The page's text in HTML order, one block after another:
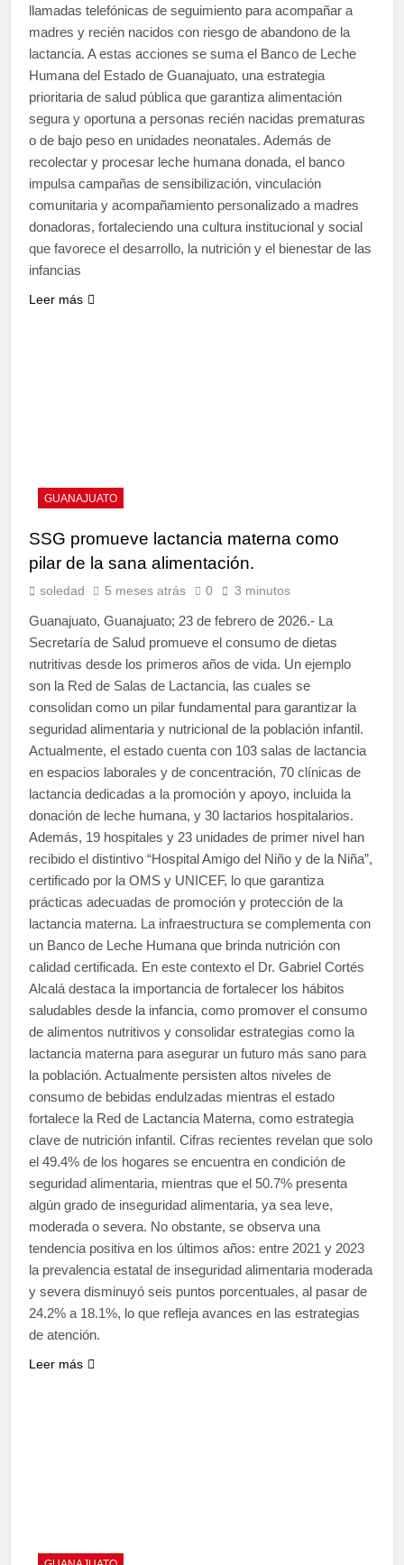
llamadas telefónicas de seguimiento para acompañar a
madres y recién nacidos con riesgo de abandono de la
lactancia. A estas acciones se suma el Banco de Leche
Humana del Estado de Guanajuato, una estrategia
prioritaria de salud pública que garantiza alimentación
segura y oportuna a personas recién nacidas prematuras
o de bajo peso en unidades neonatales. Además de
recolectar y procesar leche humana donada, el banco
impulsa campañas de sensibilización, vinculación
comunitaria y acompañamiento personalizado a madres
donadoras, fortaleciendo una cultura institucional y social
que favorece el desarrollo, la nutrición y el bienestar de las
infancias
Leer más
GUANAJUATO
SSG promueve lactancia materna como
pilar de la sana alimentación.
soledad 5 meses atrás 0 3 minutos
Guanajuato, Guanajuato; 23 de febrero de 2026.- La
Secretaría de Salud promueve el consumo de dietas
nutritivas desde los primeros años de vida. Un ejemplo
son la Red de Salas de Lactancia, las cuales se
consolidan como un pilar fundamental para garantizar la
seguridad alimentaria y nutricional de la población infantil.
Actualmente, el estado cuenta con 103 salas de lactancia
en espacios laborales y de concentración, 70 clínicas de
lactancia dedicadas a la promoción y apoyo, incluida la
donación de leche humana, y 30 lactarios hospitalarios.
Además, 19 hospitales y 23 unidades de primer nivel han
recibido el distintivo “Hospital Amigo del Niño y de la Niña”,
certificado por la OMS y UNICEF, lo que garantiza
prácticas adecuadas de promoción y protección de la
lactancia materna. La infraestructura se complementa con
un Banco de Leche Humana que brinda nutrición con
calidad certificada. En este contexto el Dr. Gabriel Cortés
Alcalá destaca la importancia de fortalecer los hábitos
saludables desde la infancia, como promover el consumo
de alimentos nutritivos y consolidar estrategias como la
lactancia materna para asegurar un futuro más sano para
la población. Actualmente persisten altos niveles de
consumo de bebidas endulzadas mientras el estado
fortalece la Red de Lactancia Materna, como estrategia
clave de nutrición infantil. Cifras recientes revelan que solo
el 49.4% de los hogares se encuentra en condición de
seguridad alimentaria, mientras que el 50.7% presenta
algún grado de inseguridad alimentaria, ya sea leve,
moderada o severa. No obstante, se observa una
tendencia positiva en los últimos años: entre 2021 y 2023
la prevalencia estatal de inseguridad alimentaria moderada
y severa disminuyó seis puntos porcentuales, al pasar de
24.2% a 18.1%, lo que refleja avances en las estrategias
de atención.
Leer más